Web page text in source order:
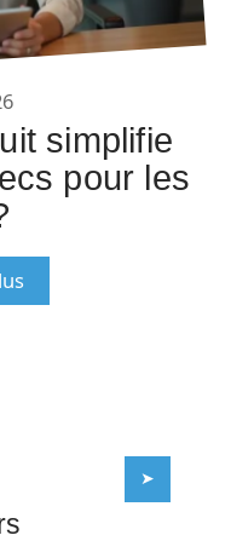
simplifie
pour les